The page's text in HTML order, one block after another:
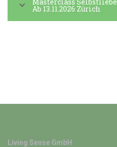
Ab 13.11.2026 Zürich
Living Sense GmbH